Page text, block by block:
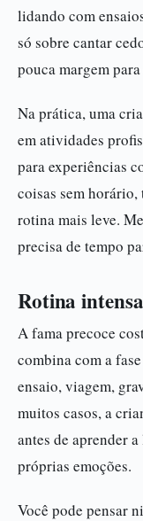
lidando com
só sobre cantar
pouca margem
Na prática, uma
em atividades
para experiências
coisas sem
rotina mais leve.
precisa de tempo
Rotina
A fama precoce
combina com a
ensaio, viagem,
muitos casos, a
antes de aprender
próprias emoções.
Você pode pensar